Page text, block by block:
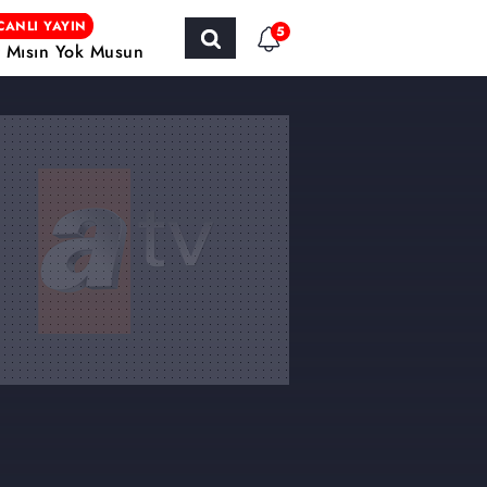
YAYIN
Yok Musun
5